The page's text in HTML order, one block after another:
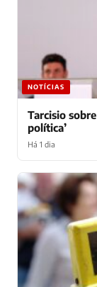
NOTÍCIAS
Tarcisio
política’
Há 1 dia